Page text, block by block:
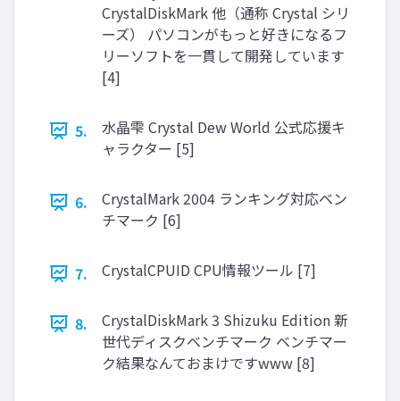
CrystalDiskMark 他（通称 Crystal シリ
ーズ） パソコンがもっと好きになるフ
リーソフトを一貫して開発しています
[4]
5.
水晶雫 Crystal Dew World 公式応援キ
ャラクター [5]
6.
CrystalMark 2004 ランキング対応ベン
チマーク [6]
7. CrystalCPUID CPU情報ツール [7]
8.
CrystalDiskMark 3 Shizuku Edition 新
世代ディスクベンチマーク ベンチマー
ク結果なんておまけですwww [8]